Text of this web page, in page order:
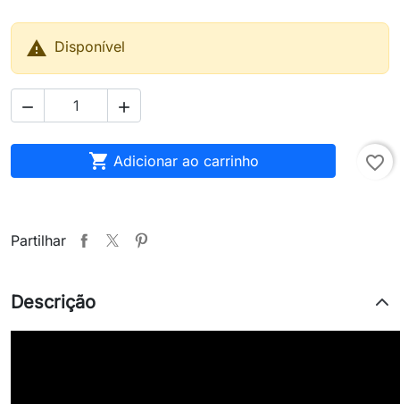
 Disponível
 
 Adicionar ao carrinho favorite_border
Partilhar
Descrição